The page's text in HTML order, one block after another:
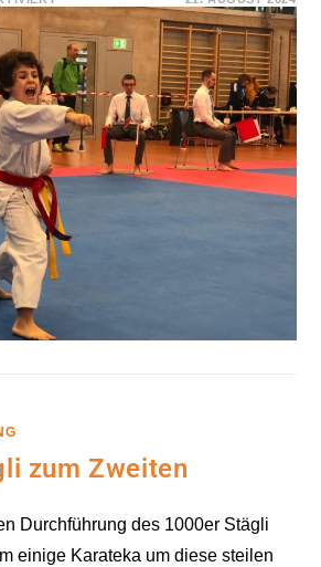
KS
HUTTWIL:
NEUER
EINSTEIGERKURS
AB18.10.2024
zum Zweiten
Durchführung des 1000er Stägli
einige Karateka um diese steilen